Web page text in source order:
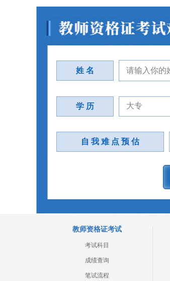
姓 名
学 历
自 我 难 点 预 估
教师资格证考试
考试科目
成绩查询
笔试流程